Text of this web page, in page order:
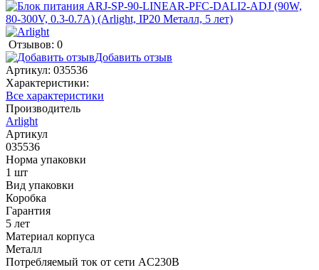
Отзывов: 0
Добавить отзыв
Артикул: 035536
Характеристики:
Все характеристики
Производитель
Arlight
Артикул
035536
Норма упаковки
1 шт
Вид упаковки
Коробка
Гарантия
5 лет
Материал корпуса
Металл
Потребляемый ток от сети AC230В